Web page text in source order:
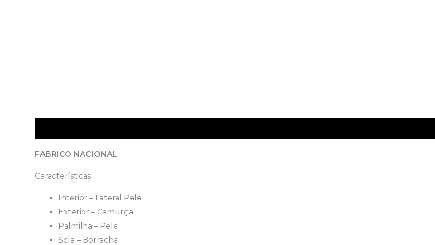
FABRICO NACIONAL
Características
Interior – Lateral Pele
Exterior – Camurça
Palmilha – Pele
Sola – Borracha